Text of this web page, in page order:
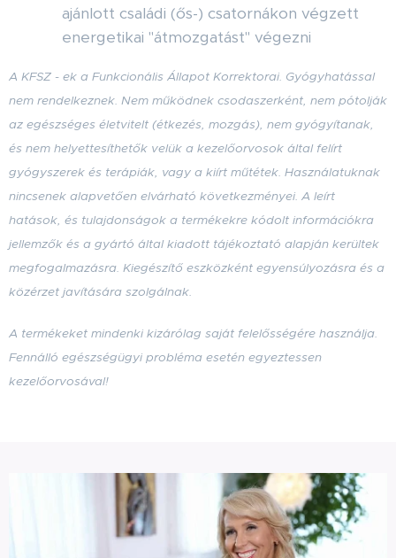
ajánlott családi (ős-) csatornákon végzett
energetikai "átmozgatást" végezni
A KFSZ - ek a Funkcionális Állapot Korrektorai. Gyógyhatással
nem rendelkeznek. Nem működnek csodaszerként, nem pótolják
az egészséges életvitelt (étkezés, mozgás), nem gyógyítanak,
és nem helyettesíthetők velük a kezelőorvosok által felírt
gyógyszerek és terápiák, vagy a kiírt műtétek. Használatuknak
nincsenek alapvetően elvárható következményei. A leírt
hatások, és tulajdonságok a termékekre kódolt információkra
jellemzők és a gyártó által kiadott tájékoztató alapján kerültek
megfogalmazásra. Kiegészítő eszközként egyensúlyozásra és a
közérzet javítására szolgálnak.
A termékeket mindenki kizárólag saját felelősségére használja.
Fennálló egészségügyi probléma esetén egyeztessen
kezelőorvosával!